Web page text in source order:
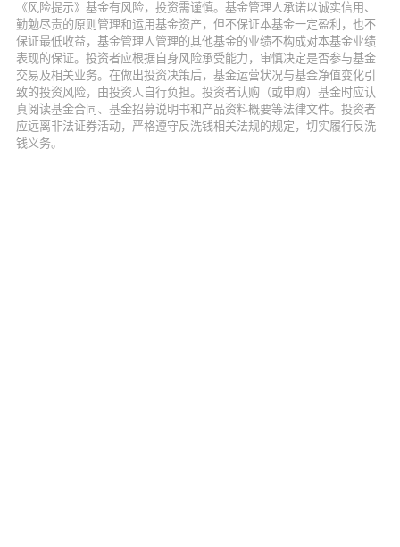
《风险提示》基金有风险，投资需谨慎。基金管理人承诺以诚实信用、
勤勉尽责的原则管理和运用基金资产，但不保证本基金一定盈利，也不
保证最低收益，基金管理人管理的其他基金的业绩不构成对本基金业绩
表现的保证。投资者应根据自身风险承受能力，审慎决定是否参与基金
交易及相关业务。在做出投资决策后，基金运营状况与基金净值变化引
致的投资风险，由投资人自行负担。投资者认购（或申购）基金时应认
真阅读基金合同、基金招募说明书和产品资料概要等法律文件。投资者
应远离非法证券活动，严格遵守反洗钱相关法规的规定，切实履行反洗
钱义务。